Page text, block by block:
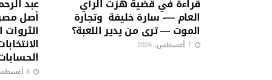
قراءة في قضية هزّت الرأي
العام —- سارة خليفة وتجارة
الموت — ترى من يدير اللعبة؟
عبد
أصل